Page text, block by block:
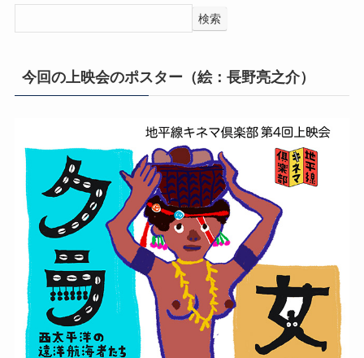
検索
今回の上映会のポスター（絵：長野亮之介）